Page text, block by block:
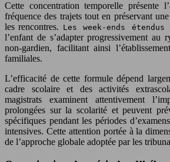
Cette concentration temporelle présente
fréquence des trajets tout en préservant
les rencontres. Les week-ends
l’enfant de s’adapter progressivement au
non-gardien, facilitant ainsi
familiales.
L’efficacité de cette formule dépend
cadre scolaire et des activités
magistrats examinent attentivement
prolongées sur la scolarité et peuvent
spécifiques pendant les périodes
intensives. Cette attention portée à la
de l’approche globale adoptée par les